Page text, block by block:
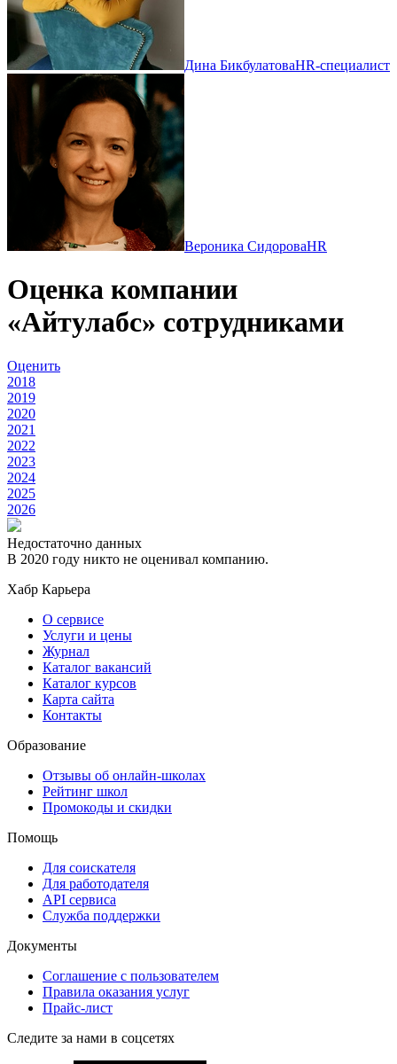
Дина БикбулатоваHR-специалист
Вероника СидороваHR
Оценка компании
«Айтулабс» сотрудниками
Оценить
2018
2019
2020
2021
2022
2023
2024
2025
2026
Недостаточно данных
В 2020 году никто не оценивал компанию.
Хабр Карьера
О сервисе
Услуги и цены
Журнал
Каталог вакансий
Каталог курсов
Карта сайта
Контакты
Образование
Отзывы об онлайн-школах
Рейтинг школ
Промокоды и скидки
Помощь
Для соискателя
Для работодателя
API сервиса
Служба поддержки
Документы
Соглашение с пользователем
Правила оказания услуг
Прайс-лист
Следите за нами в соцсетях